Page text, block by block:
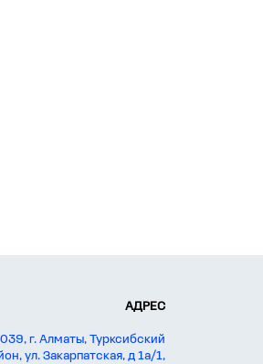
АДРЕС
г. Алматы, Турксибский
ул. Закарпатская, д 1а/1,